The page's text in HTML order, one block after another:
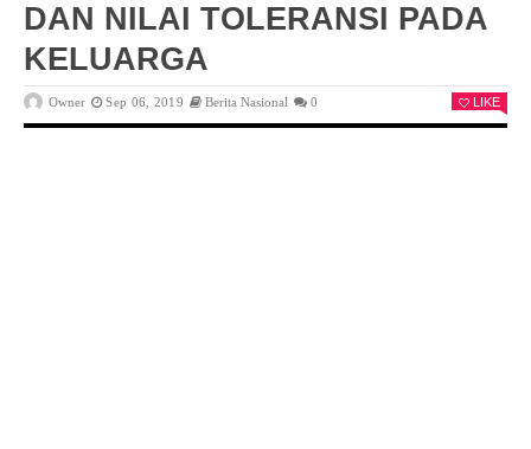
DAN NILAI TOLERANSI PADA
KELUARGA
Owner Sep 06, 2019 Berita Nasional 0 LIKE